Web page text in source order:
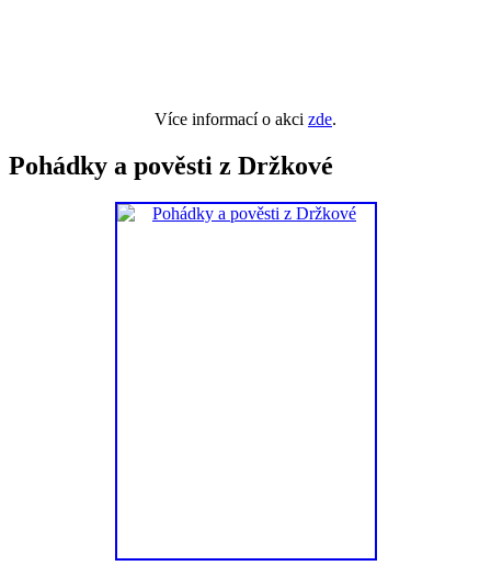
Více informací o akci zde.
Pohádky a pověsti z Držkové